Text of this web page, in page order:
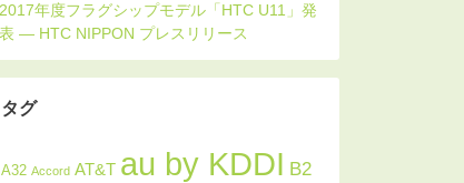
タグ
A32 Accord AT&T au by KDDI B2